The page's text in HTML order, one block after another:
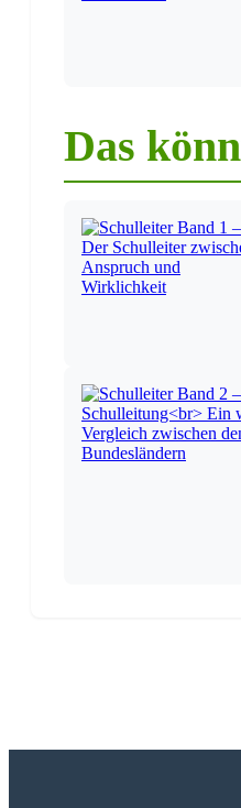
Anlage 1: Muster
Schule verlassen
Anlage 4:
Anlage 5:
Anlage 6:
Das